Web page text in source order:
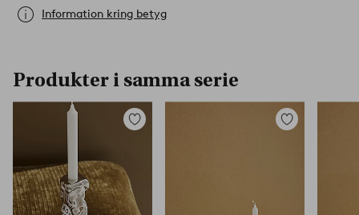
Information kring betyg
Produkter i samma serie
Lägg
Lägg